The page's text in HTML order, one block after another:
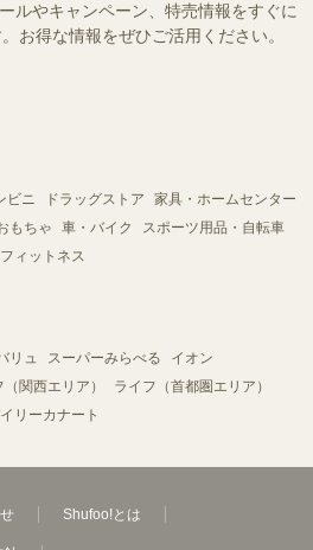
ルやキャンペーン、特売情報をすぐに
お得な情報をぜひご活用ください。
ビニ ドラッグストア
家具・ホームセンター
もちゃ 車・バイク
スポーツ用品・自転車
ィットネス
リュ スーパーみらべる
イオン
関西エリア）
ライフ（首都圏エリア）
リーカナート
Shufoo!とは